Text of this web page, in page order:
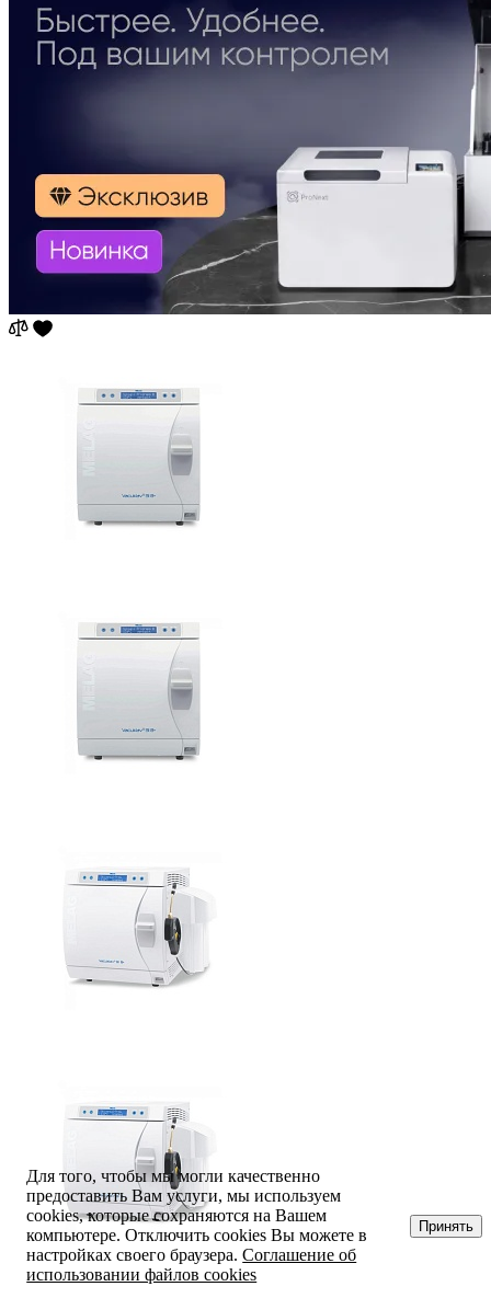
Для того, чтобы мы могли качественно
предоставить Вам услуги, мы используем
cookies, которые сохраняются на Вашем
компьютере. Отключить cookies Вы можете в
настройках своего браузера.Соглашение об
использовании файлов cookies
Принять